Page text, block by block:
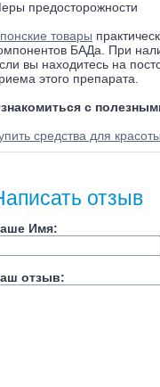
предосторожности
товары
БАДа. При
вы находитесь на
этого препарата.
с
средства для
отзыв
Имя:
отзыв: